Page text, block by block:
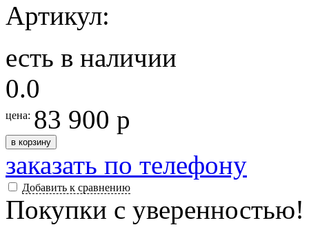
Артикул:
есть в наличии
0.0
цена: 83 900 р
в корзину
заказать по телефону
Добавить к сравнению
Покупки с уверенностью!